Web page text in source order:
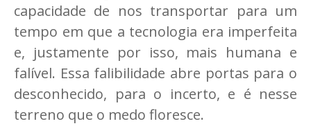
capacidade de nos transportar para um
tempo em que a tecnologia era imperfeita
e, justamente por isso, mais humana e
falível. Essa falibilidade abre portas para o
desconhecido, para o incerto, e é nesse
terreno que o medo floresce.